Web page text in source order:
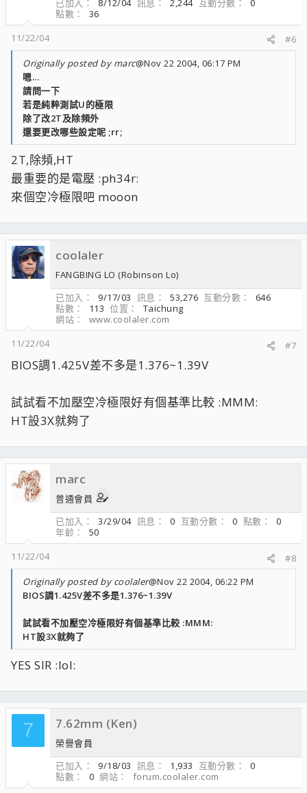
點數
36
11/22/04
#6
Originally posted by marc@Nov 22 2004, 06:17 PM
嗯...
請問一下
若是純粹測試U的極限
除了改2T及除頻外
還要更改哪些設定呢 ;rr;
2T,除頻,HT
最重要的是電壓 :ph34r:
來個空冷極限吧 mooon
coolaler
FANGBING LO (Robinson Lo)
已加入
9/17/03 訊息 53,276 互動分數
646
點數
113 位置
Taichung
網站
www.coolaler.com
11/22/04
#7
BIOS調1.425V差不多是1.376~1.39V
試試看不加壓空冷極限好有個基準比較 :MMM:
HT設3X就夠了
marc
普通會員
已加入
3/29/04 訊息 0 互動分數 0 點數
0
年齡
50
11/22/04
#8
Originally posted by coolaler@Nov 22 2004, 06:22 PM
BIOS調1.425V差不多是1.376~1.39V
試試看不加壓空冷極限好有個基準比較 :MMM:
HT設3X就夠了
YES SIR :lol:
7 7.62mm (Ken)
榮譽會員
已加入
9/18/03 訊息 1,933 互動分數
0
點數
0 網站
forum.coolaler.com